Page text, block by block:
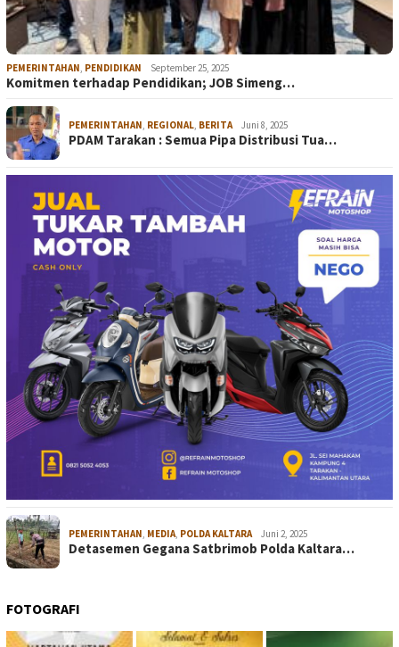
PEMERINTAHAN, PENDIDIKAN September 25, 2025
Komitmen terhadap Pendidikan; JOB Simeng…
PEMERINTAHAN, REGIONAL, BERITA Juni 8, 2025
PDAM Tarakan : Semua Pipa Distribusi Tua…
PEMERINTAHAN MEDIA POLDA KALTARA Juni 2, 2025
Detasemen Gegana Satbrimob Polda Kaltara…
FOTOGRAFI